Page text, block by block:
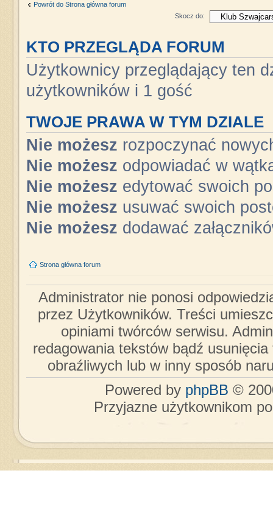
Powrót do Strona główna forum
Skocz do:
KTO PRZEGLĄDA FORUM
Użytkownicy przeglądający ten
użytkowników i 1 gość
TWOJE PRAWA W TYM DZIALE
Nie możesz rozpoczynać
Nie możesz odpowiadać w
Nie możesz edytować swoich
Nie możesz usuwać swoich
Nie możesz dodawać
Strona główna forum
Administrator nie ponosi
przez Użytkowników. Treści
opiniami twórców serwisu.
redagowania tekstów bądź
obraźliwych lub w inny sposób
Powered by phpBB ©
Przyjazne użytkownikom